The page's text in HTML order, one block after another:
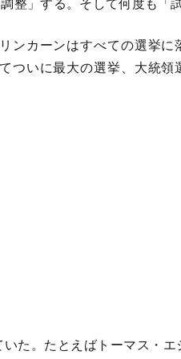
ンカーンはすべての選挙に
ついに最大の選挙、大統領
た。たとえばトーマス・エ